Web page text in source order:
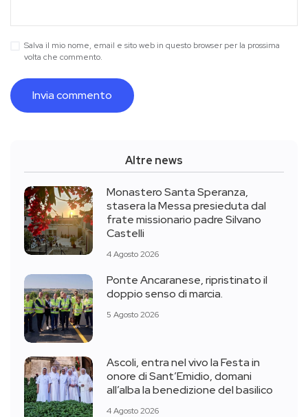
Salva il mio nome, email e sito web in questo browser per la prossima
volta che commento.
Altre news
Monastero Santa Speranza,
stasera la Messa presieduta dal
frate missionario padre Silvano
Castelli
4 Agosto 2026
Ponte Ancaranese, ripristinato il
doppio senso di marcia.
5 Agosto 2026
Ascoli, entra nel vivo la Festa in
onore di Sant’Emidio, domani
all’alba la benedizione del basilico
4 Agosto 2026